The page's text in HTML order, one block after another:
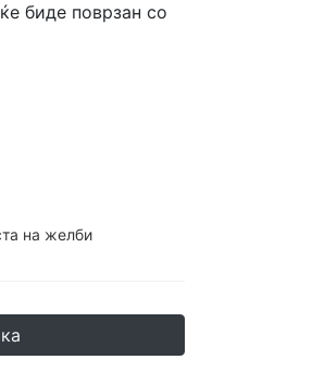
биде поврзан со
на желби